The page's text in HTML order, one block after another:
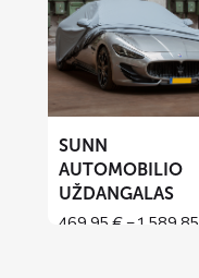
over
SUNN
automobilio
uždangalas
SUNN
AUTOMOBILIO
UŽDANGALAS
469,95 €–1.589,85